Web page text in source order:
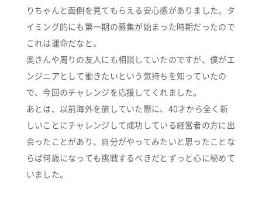
りちゃんと面倒を見てもらえる安心感がありました。タ
イミング的にも第一期の募集が始まった時期だったので
これは運命だなと。
奥さんや周りの友人にも相談していたのですが、僕がエ
ンジニアとして働きたいという気持ちを知っていたの
で、今回のチャレンジを応援してくれました。
あとは、以前海外を旅していた際に、40才から全く新
しいことにチャレンジして成功している経営者の方に出
会ったことがあり、自分がやってみたいと思ったことな
らば何歳になっても挑戦するべきだとずっと心に秘めて
いました。